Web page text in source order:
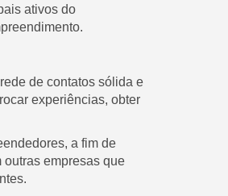
ativos do
de contatos sólida e
experiências, obter
a fim de
outras empresas que